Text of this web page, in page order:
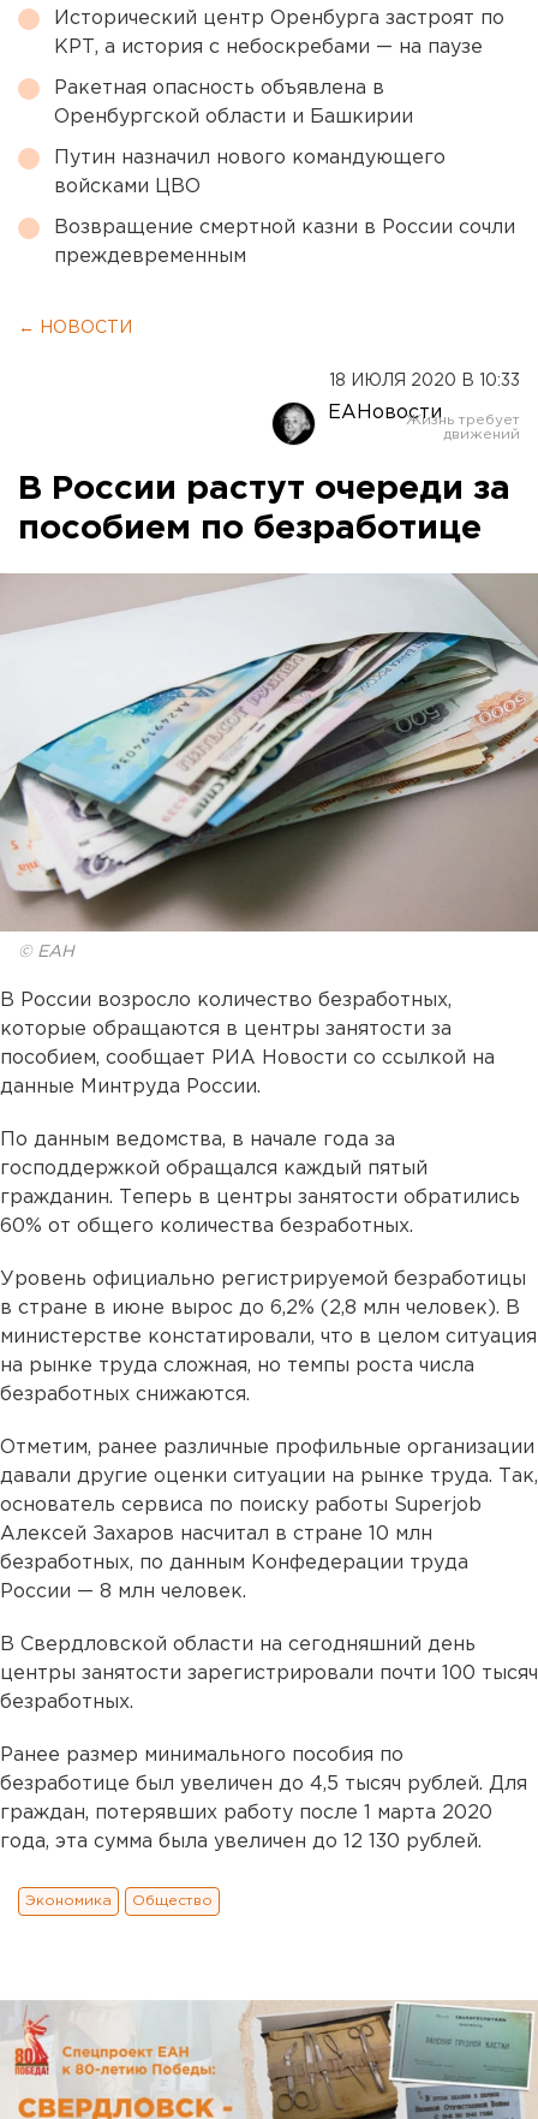
Исторический центр Оренбурга застроят по
КРТ, а история с небоскребами — на паузе
Ракетная опасность объявлена в
Оренбургской области и Башкирии
Путин назначил нового командующего
войсками ЦВО
Возвращение смертной казни в России сочли
преждевременным
← НОВОСТИ
18 ИЮЛЯ 2020 В 10:33
ЕАНовости
В России растут очереди за
пособием по безработице
© ЕАН
В России возросло количество безработных,
которые обращаются в центры занятости за
пособием, сообщает РИА Новости со ссылкой на
данные Минтруда России.
По данным ведомства, в начале года за
господдержкой обращался каждый пятый
гражданин. Теперь в центры занятости обратились
60% от общего количества безработных.
Уровень официально регистрируемой безработицы
в стране в июне вырос до 6,2% (2,8 млн человек). В
министерстве констатировали, что в целом ситуация
на рынке труда сложная, но темпы роста числа
безработных снижаются.
Отметим, ранее различные профильные организации
давали другие оценки ситуации на рынке труда. Так,
основатель сервиса по поиску работы Superjob
Алексей Захаров насчитал в стране 10 млн
безработных, по данным Конфедерации труда
России — 8 млн человек.
В Свердловской области на сегодняшний день
центры занятости зарегистрировали почти 100 тысяч
безработных.
Ранее размер минимального пособия по
безработице был увеличен до 4,5 тысяч рублей. Для
граждан, потерявших работу после 1 марта 2020
года, эта сумма была увеличен до 12 130 рублей.
Экономика Общество